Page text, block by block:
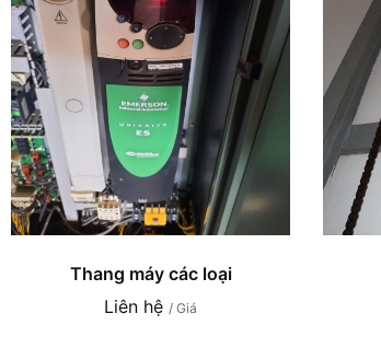
Thang máy các loại
Liên hệ / Giá